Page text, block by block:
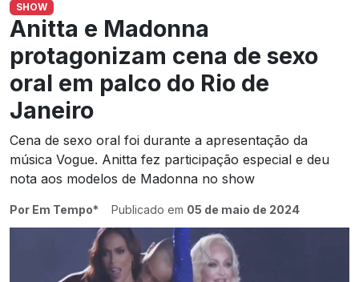
SHOW
Anitta e Madonna
protagonizam cena de sexo
oral em palco do Rio de
Janeiro
Cena de sexo oral foi durante a apresentação da
música Vogue. Anitta fez participação especial e deu
nota aos modelos de Madonna no show
Por Em Tempo* Publicado em 05 de maio de 2024